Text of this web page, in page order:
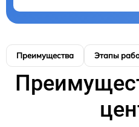
Преимущества Этапы